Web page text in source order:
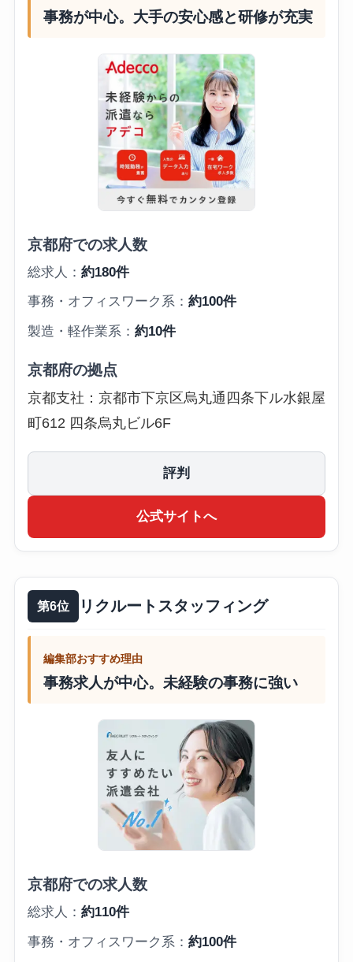
事務が中心。大手の安心感と研修が充実
京都府での求人数
総求人： 約180件
事務・オフィスワーク系： 約100件
製造・軽作業系： 約10件
京都府の拠点
京都支社：京都市下京区烏丸通四条下ル水銀屋
町612 四条烏丸ビル6F
評判
公式サイトへ
第6位 リクルートスタッフィング
編集部おすすめ理由
事務求人が中心。未経験の事務に強い
京都府での求人数
総求人： 約110件
事務・オフィスワーク系： 約100件